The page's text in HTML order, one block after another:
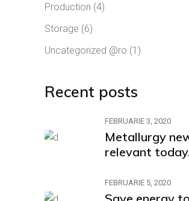
Production (4)
Storage (6)
Uncategorized @ro (1)
Recent posts
FEBRUARIE 3, 2020
Metallurgy
relevant today.
FEBRUARIE 5, 2020